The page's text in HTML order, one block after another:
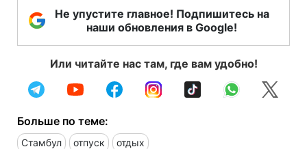
Не упустите главное! Подпишитесь на
наши обновления в Google!
Или читайте нас там, где вам удобно!
Больше по теме:
Стамбул отпуск отдых